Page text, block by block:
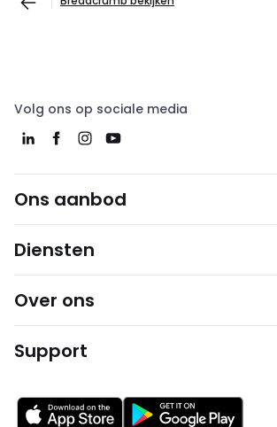
Volg ons op sociale media
Ons aanbod
Diensten
Over ons
Support